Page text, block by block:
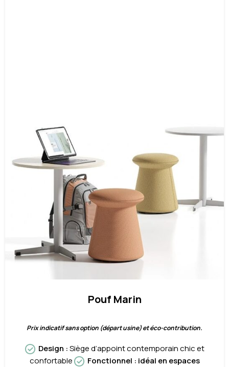
Pouf Marin
Prix indicatif sans option (départ usine) et éco-contribution.
Design :Siège d’appoint contemporain chic et
confortable
Fonctionnel : idéal en espaces